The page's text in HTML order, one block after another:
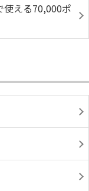
使える70,000ポ